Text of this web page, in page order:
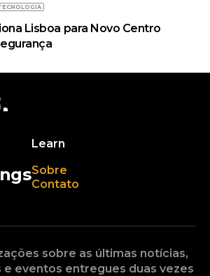
Lisboa para Novo Centro
Learn
Sobre
Contato
sobre as últimas notícias,
e eventos entregues duas vezes